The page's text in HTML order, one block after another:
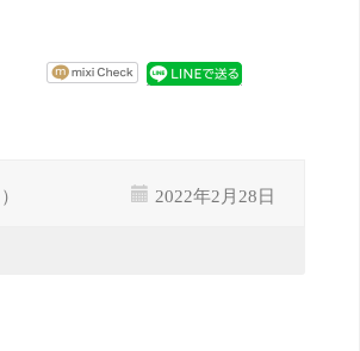
2022年2月28日